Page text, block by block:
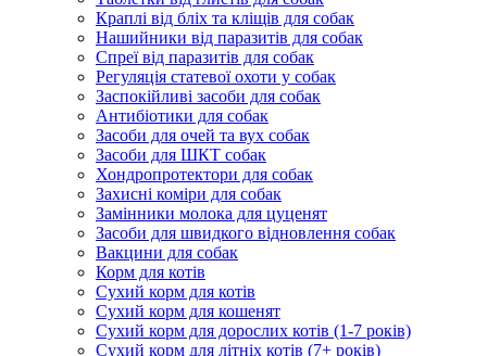
Краплі від бліх та кліщів для собак
Нашийники від паразитів для собак
Спреї від паразитів для собак
Регуляція статевої охоти у собак
Заспокійливі засоби для собак
Антибіотики для собак
Засоби для очей та вух собак
Засоби для ШКТ собак
Хондропротектори для собак
Захисні коміри для собак
Замінники молока для цуценят
Засоби для швидкого відновлення собак
Вакцини для собак
Корм для котів
Сухий корм для котів
Сухий корм для кошенят
Сухий корм для дорослих котів (1-7 років)
Сухий корм для літніх котів (7+ років)